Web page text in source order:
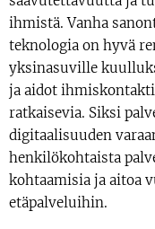
ihmistä. Vanha
teknologia on hyvä
yksinasuville
ja aidot
ratkaisevia. Siksi
digitaalisuuden
henkilökohtaista
kohtaamisia ja aitoa
etäpalveluihin.